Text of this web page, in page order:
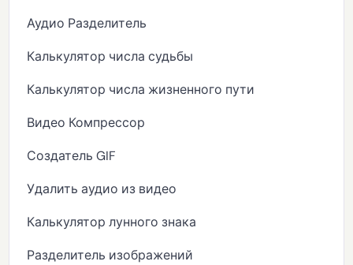
Аудио Разделитель
Калькулятор числа судьбы
Калькулятор числа жизненного пути
Видео Компрессор
Создатель GIF
Удалить аудио из видео
Калькулятор лунного знака
Разделитель изображений